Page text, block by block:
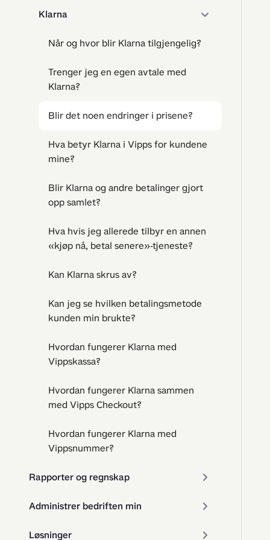
Klarna
Når og hvor blir Klarna tilgjengelig?
Trenger jeg en egen avtale med
Klarna?
Blir det noen endringer i prisene?
Hva betyr Klarna i Vipps for kundene
mine?
Blir Klarna og andre betalinger gjort
opp samlet?
Hva hvis jeg allerede tilbyr en annen
«kjøp nå, betal senere»-tjeneste?
Kan Klarna skrus av?
Kan jeg se hvilken betalingsmetode
kunden min brukte?
Hvordan fungerer Klarna med
Vippskassa?
Hvordan fungerer Klarna sammen
med Vipps Checkout?
Hvordan fungerer Klarna med
Vippsnummer?
Rapporter og regnskap
Administrer bedriften min
Løsninger